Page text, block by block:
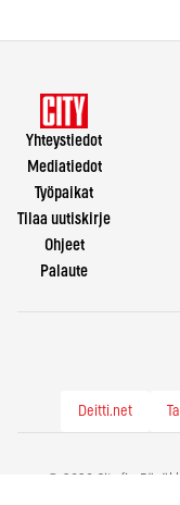
Yhteystiedot
Mediatiedot
Työpaikat
Tilaa uutiskirje
Ohjeet
Palaute
Deitti.net